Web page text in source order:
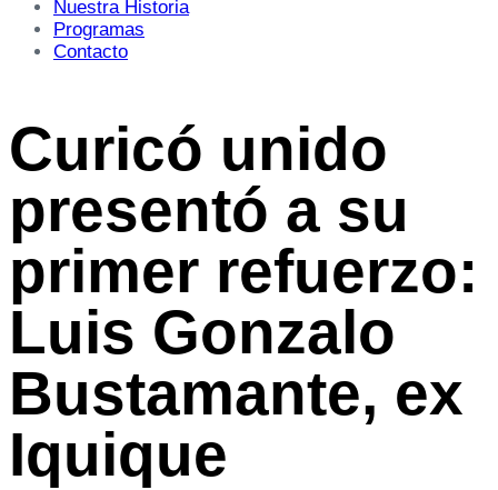
Nuestra Historia
Programas
Contacto
Curicó unido
presentó a su
primer refuerzo:
Luis Gonzalo
Bustamante, ex
Iquique